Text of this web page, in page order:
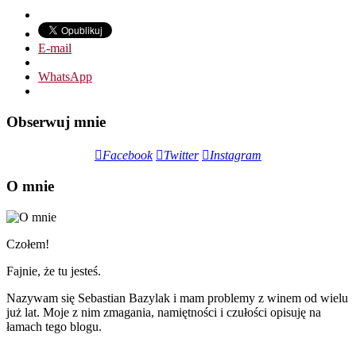
E-mail
WhatsApp
Obserwuj mnie
Facebook Twitter Instagram
O mnie
Czołem!
Fajnie, że tu jesteś.
Nazywam się Sebastian Bazylak i mam problemy z winem od wielu
już lat. Moje z nim zmagania, namiętności i czułości opisuję na
łamach tego blogu.